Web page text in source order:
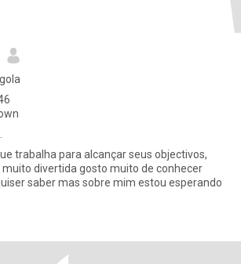
trabalha para alcançar seus objectivos,
divertida gosto muito de conhecer
saber mas sobre mim estou esperando